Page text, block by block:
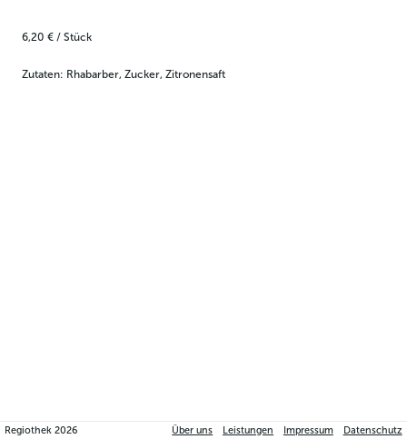
6,20 € / Stück
Zutaten: Rhabarber, Zucker, Zitronensaft
Regiothek2026 Über uns Leistungen Impressum Datenschutz